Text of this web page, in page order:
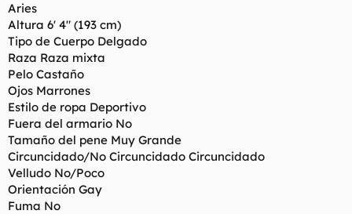
Aries
Altura 6' 4" (193 cm)
Tipo de Cuerpo Delgado
Raza Raza mixta
Pelo Castaño
Ojos Marrones
Estilo de ropa Deportivo
Fuera del armario No
Tamaño del pene Muy Grande
Circuncidado/No Circuncidado Circuncidado
Velludo No/Poco
Orientación Gay
Fuma No